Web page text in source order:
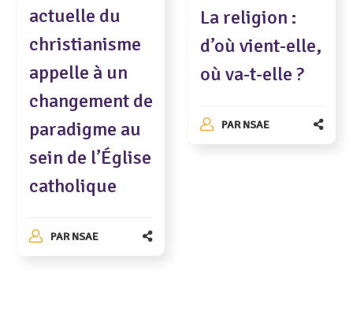
actuelle du
christianisme
appelle à un
changement de
paradigme au
sein de l’Église
catholique
PARNSAE
La religion :
d’où vient-elle,
où va-t-elle ?
PARNSAE